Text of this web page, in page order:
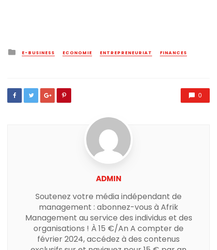
Posted
in
E-BUSINESS ECONOMIE ENTREPRENEURIAT FINANCES
0
ADMIN
Soutenez votre média indépendant de
management : abonnez-vous à Afrik
Management au service des individus et des
organisations ! À 15 €/An A compter de
février 2024, accédez à des contenus